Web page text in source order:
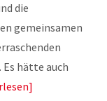
die
gemeinsamen
hätte auch